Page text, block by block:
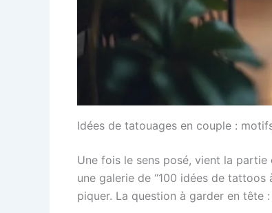
Idées de tatouages en couple :
Une fois le sens posé, vient la partie
une galerie de “100 idées de
piquer. La question à garder en tête